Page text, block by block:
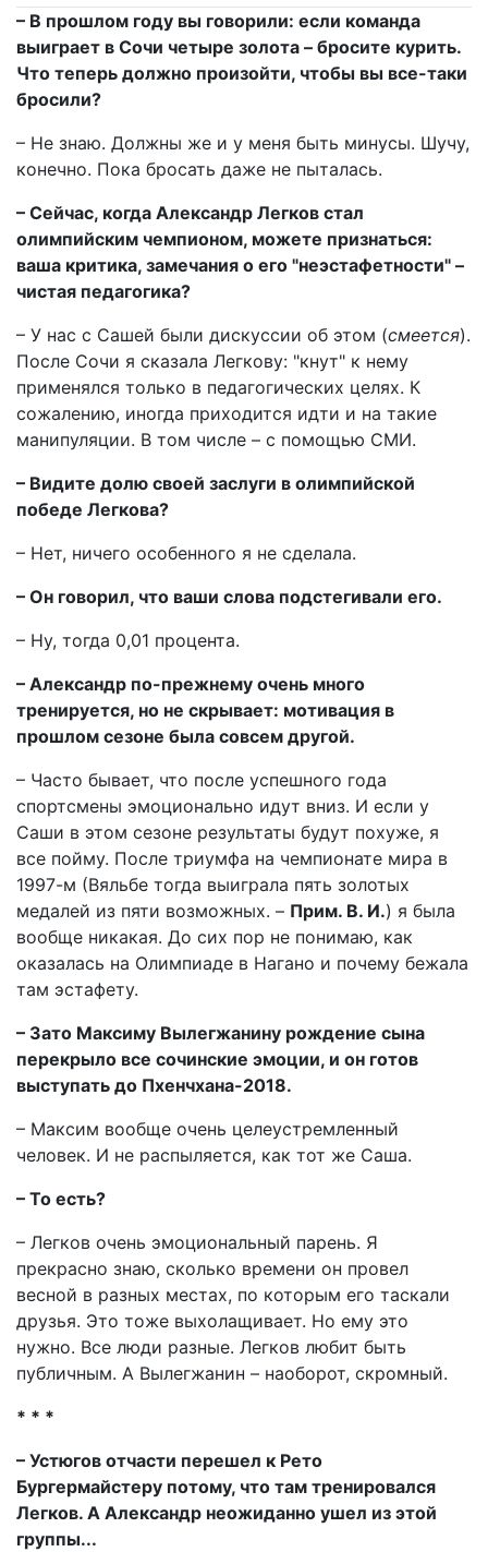
– В прошлом году вы говорили: если команда
выиграет в Сочи четыре золота – бросите курить.
Что теперь должно произойти, чтобы вы все-таки
бросили?
– Не знаю. Должны же и у меня быть минусы. Шучу,
конечно. Пока бросать даже не пыталась.
– Сейчас, когда Александр Легков стал
олимпийским чемпионом, можете признаться:
ваша критика, замечания о его "неэстафетности" –
чистая педагогика?
– У нас с Сашей были дискуссии об этом (смеется).
После Сочи я сказала Легкову: "кнут" к нему
применялся только в педагогических целях. К
сожалению, иногда приходится идти и на такие
манипуляции. В том числе – с помощью СМИ.
– Видите долю своей заслуги в олимпийской
победе Легкова?
– Нет, ничего особенного я не сделала.
– Он говорил, что ваши слова подстегивали его.
– Ну, тогда 0,01 процента.
– Александр по-прежнему очень много
тренируется, но не скрывает: мотивация в
прошлом сезоне была совсем другой.
– Часто бывает, что после успешного года
спортсмены эмоционально идут вниз. И если у
Саши в этом сезоне результаты будут похуже, я
все пойму. После триумфа на чемпионате мира в
1997-м (Вяльбе тогда выиграла пять золотых
медалей из пяти возможных. – Прим. В. И.) я была
вообще никакая. До сих пор не понимаю, как
оказалась на Олимпиаде в Нагано и почему бежала
там эстафету.
– Зато Максиму Вылегжанину рождение сына
перекрыло все сочинские эмоции, и он готов
выступать до Пхенчхана-2018.
– Максим вообще очень целеустремленный
человек. И не распыляется, как тот же Саша.
– То есть?
– Легков очень эмоциональный парень. Я
прекрасно знаю, сколько времени он провел
весной в разных местах, по которым его таскали
друзья. Это тоже выхолащивает. Но ему это
нужно. Все люди разные. Легков любит быть
публичным. А Вылегжанин – наоборот, скромный.
* * *
– Устюгов отчасти перешел к Рето
Бургермайстеру потому, что там тренировался
Легков. А Александр неожиданно ушел из этой
группы...